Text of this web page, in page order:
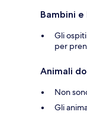
Bambini
Gli
per
Animali
Non
Gli